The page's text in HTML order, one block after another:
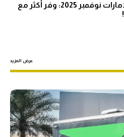
انخفاض أسعار البنزين في الإمارات نوفمبر 2025: وفر أكثر مع
عرض المزيد